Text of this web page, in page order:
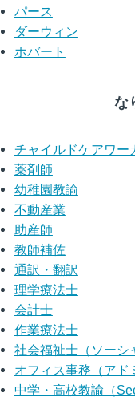
パース
ダーウィン
ホバート
な
チャイルドケアワー
薬剤師
幼稚園教諭
不動産業
助産師
教師補佐
通訳・翻訳
理学療法士
会計士
作業療法士
社会福祉士（ソーシ
オフィス事務（アド
中学・高校教諭（